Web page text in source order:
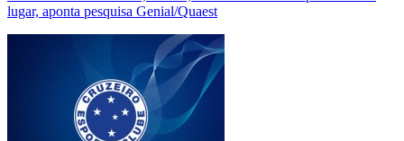
lugar, aponta pesquisa Genial/Quaest